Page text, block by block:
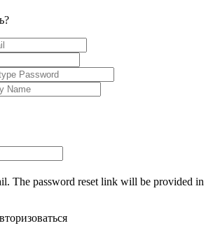
The password reset link will be provided in